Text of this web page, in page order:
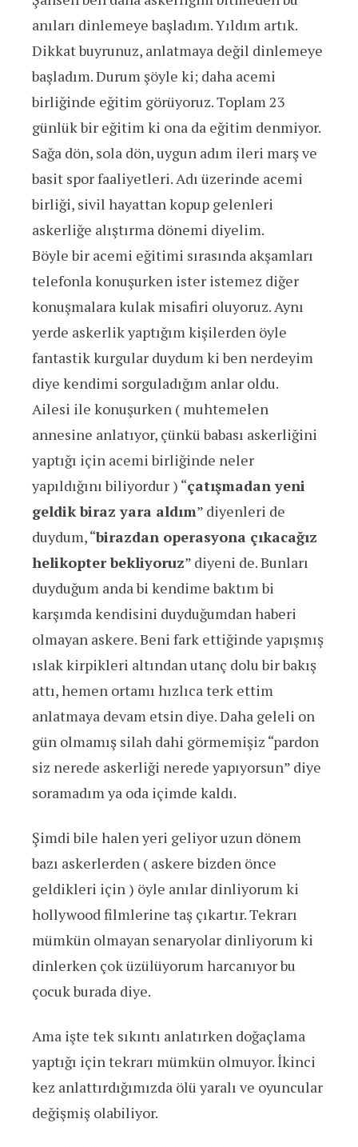
anıları dinlemeye başladım. Yıldım artık.
Dikkat buyrunuz, anlatmaya değil dinlemeye
başladım. Durum şöyle ki; daha acemi
birliğinde eğitim görüyoruz. Toplam 23
günlük bir eğitim ki ona da eğitim denmiyor.
Sağa dön, sola dön, uygun adım ileri marş ve
basit spor faaliyetleri. Adı üzerinde acemi
birliği, sivil hayattan kopup gelenleri
askerliğe alıştırma dönemi diyelim.
Böyle bir acemi eğitimi sırasında akşamları
telefonla konuşurken ister istemez diğer
konuşmalara kulak misafiri oluyoruz. Aynı
yerde askerlik yaptığım kişilerden öyle
fantastik kurgular duydum ki ben nerdeyim
diye kendimi sorguladığım anlar oldu.
Ailesi ile konuşurken ( muhtemelen
annesine anlatıyor, çünkü babası askerliğini
yaptığı için acemi birliğinde neler
yapıldığını biliyordur ) “çatışmadan yeni
geldik biraz yara aldım” diyenleri de
duydum, “birazdan operasyona çıkacağız
helikopter bekliyoruz” diyeni de. Bunları
duyduğum anda bi kendime baktım bi
karşımda kendisini duyduğumdan haberi
olmayan askere. Beni fark ettiğinde yapışmış
ıslak kirpikleri altından utanç dolu bir bakış
attı, hemen ortamı hızlıca terk ettim
anlatmaya devam etsin diye. Daha geleli on
gün olmamış silah dahi görmemişiz “pardon
siz nerede askerliği nerede yapıyorsun” diye
soramadım ya oda içimde kaldı.
Şimdi bile halen yeri geliyor uzun dönem
bazı askerlerden ( askere bizden önce
geldikleri için ) öyle anılar dinliyorum ki
hollywood filmlerine taş çıkartır. Tekrarı
mümkün olmayan senaryolar dinliyorum ki
dinlerken çok üzülüyorum harcanıyor bu
çocuk burada diye.
Ama işte tek sıkıntı anlatırken doğaçlama
yaptığı için tekrarı mümkün olmuyor. İkinci
kez anlattırdığımızda ölü yaralı ve oyuncular
değişmiş olabiliyor.